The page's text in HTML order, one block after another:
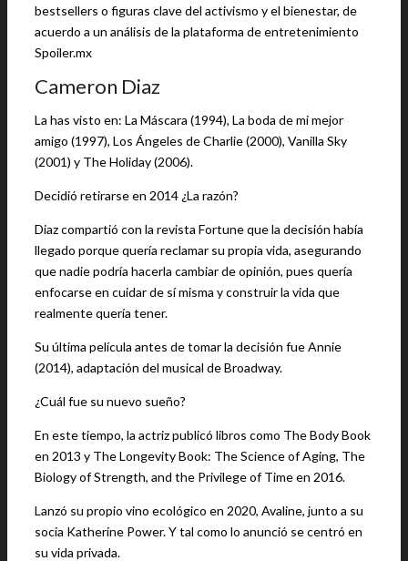
bestsellers o figuras clave del activismo y el bienestar, de
acuerdo a un análisis de la plataforma de entretenimiento
Spoiler.mx
Cameron Diaz
La has visto en: La Máscara (1994), La boda de mi mejor
amigo (1997), Los Ángeles de Charlie (2000), Vanilla Sky
(2001) y The Holiday (2006).
Decidió retirarse en 2014 ¿La razón?
Diaz compartió con la revista Fortune que la decisión había
llegado porque quería reclamar su propia vida, asegurando
que nadie podría hacerla cambiar de opinión, pues quería
enfocarse en cuidar de sí misma y construir la vida que
realmente quería tener.
Su última película antes de tomar la decisión fue Annie
(2014), adaptación del musical de Broadway.
¿Cuál fue su nuevo sueño?
En este tiempo, la actriz publicó libros como The Body Book
en 2013 y The Longevity Book: The Science of Aging, The
Biology of Strength, and the Privilege of Time en 2016.
Lanzó su propio vino ecológico en 2020, Avaline, junto a su
socia Katherine Power. Y tal como lo anunció se centró en
su vida privada.